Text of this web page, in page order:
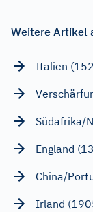
Weitere Artikel
Italien
Südafrika/
England
China/
Irland